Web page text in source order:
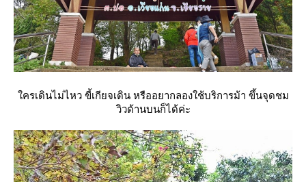
ครเดินไม่ไหว ขี้เกียจเดิน หรืออยากลองใช้บริการม้า ขึ้นจุดชม
วิวด้านบนก็ได้ค่ะ